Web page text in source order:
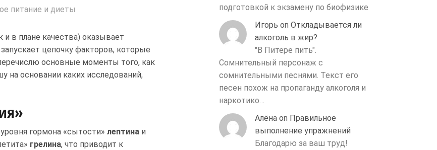
питание и диеты
и в плане качества) оказывает
цепочку факторов, которые
основные моменты того, как
на основании каких исследований,
гормона «сытости» лептина и
грелина, что приводит к
подготовкой к экзамену по биофизике
Игорь on Откладывается ли
алкоголь в жир?
"В Питере пить".
Сомнительный персонаж с
сомнительными песнями. Текст его
песен похож на пропаганду алкоголя и
наркотико…
Алёна on Правильное
выполнение упражнений
Благодарю за ваш труд!